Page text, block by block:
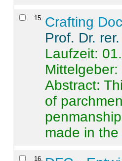
15 Crafting
Prof. Dr.
Laufzeit:
Abstract:
of
made in
16